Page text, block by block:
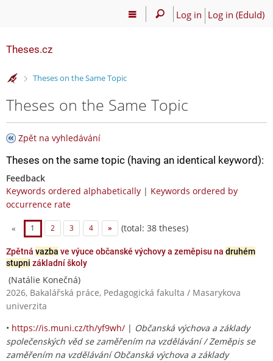
Log in Log in (EduId)
Theses.cz
>
Theses on the Same Topic
Theses on the Same Topic
Zpět na vyhledávání
Theses on the same topic (having an identical keyword):
Feedback
Keywords ordered alphabetically | Keywords ordered by
occurrence rate
« 1 2 3 4 » (total: 38 theses)
Zpětná vazba ve výuce občanské výchovy a zeměpisu na druhém
stupni základní školy
(Natálie Konečná)
2026, Bakalářská práce, Pedagogická fakulta / Masarykova
univerzita
• https://is.muni.cz/th/yf9wh/ | Občanská výchova a základy
společenských věd se zaměřením na vzdělávání / Zeměpis se
zaměřením na vzdělávání Občanská výchova a základy